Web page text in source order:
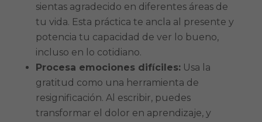
sientas agradecido en diferentes áreas de
tu vida. Esta práctica te ancla al presente y
potencia tu capacidad de ver lo bueno,
incluso en lo cotidiano.
Procesa emociones difíciles:Usa la
gratitud como una herramienta de
resignificación. Al escribir, puedes
transformar el dolor en aprendizaje, y